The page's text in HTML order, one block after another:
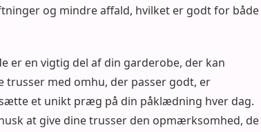
og mindre affald, hvilket er godt for både
er en vigtig del af din garderobe, der kan
med omhu, der passer godt, er
et unikt præg på din påklædning hver dag.
at give dine trusser den opmærksomhed, de